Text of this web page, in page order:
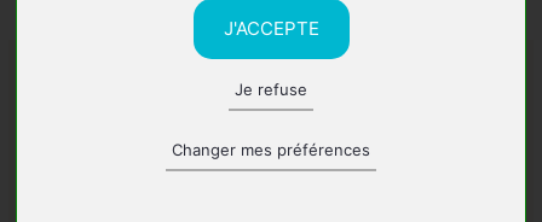
J'ACCEPTE
Je refuse
Changer mes préférences
A lire également